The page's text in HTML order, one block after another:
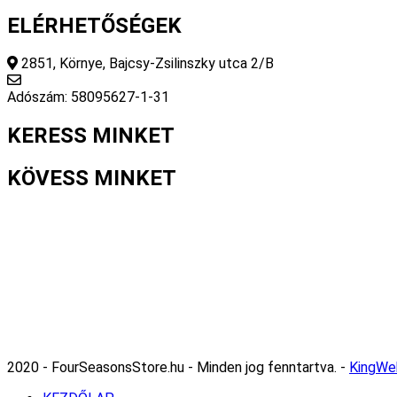
ELÉRHETŐSÉGEK
2851, Környe, Bajcsy-Zsilinszky utca 2/B
Adószám: 58095627-1-31
KERESS MINKET
KÖVESS MINKET
2020 - FourSeasonsStore.hu - Minden jog fenntartva. -